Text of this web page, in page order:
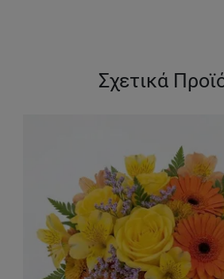
Σχετικά